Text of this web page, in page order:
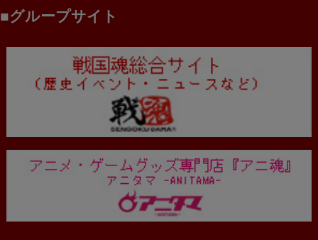
グループサイト